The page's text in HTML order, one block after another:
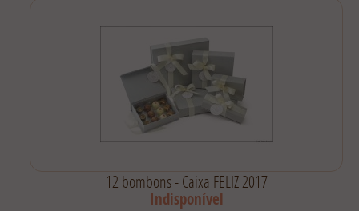
12 bombons - Caixa FELIZ 2017
Indisponível